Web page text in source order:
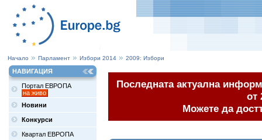
Начало Парламент Избори 2014 2009: Избори
НАВИГАЦИЯ
Портал ЕВРОПА
на живо
Новини
Конкурси
Квартал ЕВРОПА
Последната актуална
от
Можете да